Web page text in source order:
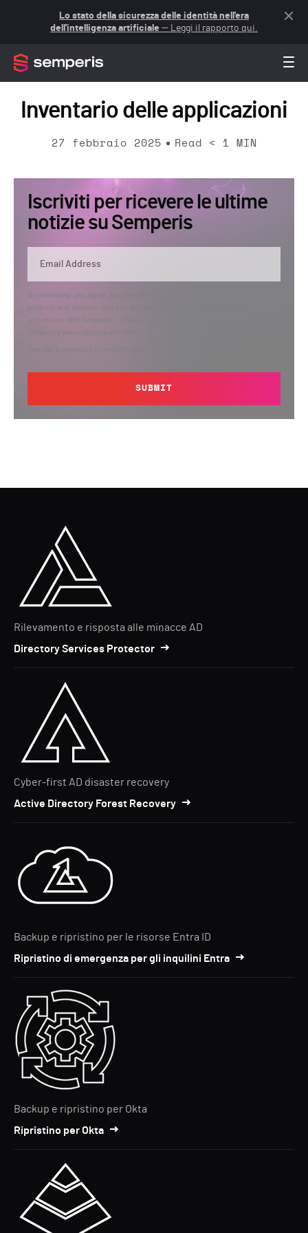
Lo stato della sicurezza delle identità nell'era
dell'intelligenza artificiale — Leggi il rapporto qui.
Inventario delle applicazioni
27 febbraio 2025 Read < 1 MIN
Iscriviti per ricevere le ultime
notizie su Semperis
By submitting, you agree that Semperis may send you information regarding its
products and services, and use and process your personal information in
accordance with Semperis’
contacting privacy@semperis.com.
This site is protected by reCAPTCHA.
SUBMIT
Rilevamento e risposta alle minacce AD
Directory Services Protector
Cyber-first AD disaster recovery
Active Directory Forest Recovery
Backup e ripristino per le risorse Entra ID
Ripristino di emergenza per gli inquilini Entra
Backup e ripristino per Okta
Ripristino per Okta